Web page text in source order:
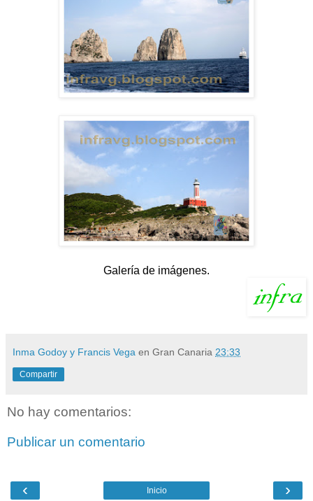
Galería de imágenes.
Inma Godoy y Francis Vega en Gran Canaria 23:33
Compartir
No hay comentarios:
Publicar un comentario
‹ ›
Inicio